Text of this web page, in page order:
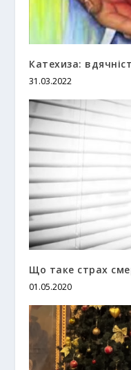
Катехиза:
31.03.2022
Що таке страх
01.05.2020